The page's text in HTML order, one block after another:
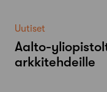
Uutiset
Aalto-​
arkkitehdeille